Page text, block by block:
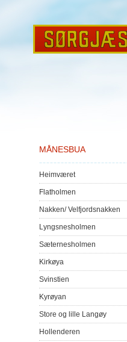
MÅNESBUA
Heimværet
Flatholmen
Nakken/Velfjordsnakken
Lyngsnesholmen
Sæternesholmen
Kirkøya
Svinstien
Kyrøyan
Store og lille Langøy
Hollenderen